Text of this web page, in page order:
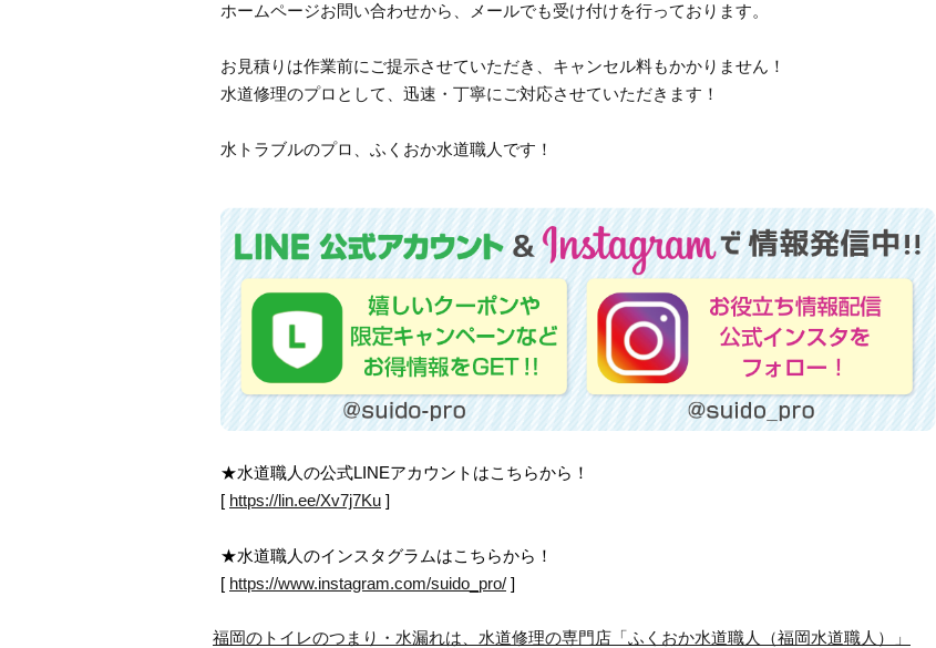
ホームページお問い合わせから、メールでも受け付けを行っております。
お見積りは作業前にご提示させていただき、キャンセル料もかかりません！
水道修理のプロとして、迅速・丁寧にご対応させていただきます！
水トラブルのプロ、ふくおか水道職人です！
★水道職人の公式LINEアカウントはこちらから！
[ https://lin.ee/Xv7j7Ku ]
★水道職人のインスタグラムはこちらから！
[ https://www.instagram.com/suido_pro/ ]
福岡のトイレのつまり・水漏れは、水道修理の専門店「ふくおか水道職人（福岡水道職人）」